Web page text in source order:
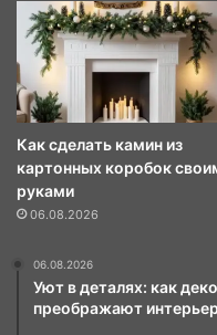
Как сделать камин из
картонных коробок
руками
06.08.2026
06.08.2026
Уют в деталях: как
преображают интерьер